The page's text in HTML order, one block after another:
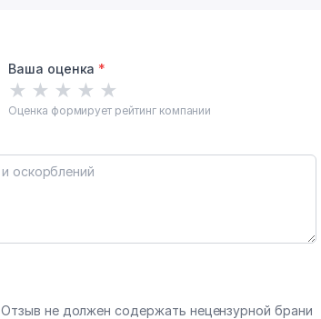
Ваша оценка *
★ ★ ★ ★ ★
Оценка формирует рейтинг компании
Отзыв не должен содержать нецензурной брани